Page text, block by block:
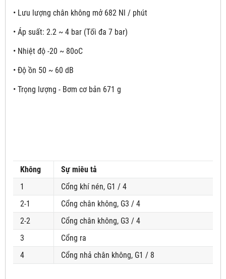
• Lưu lượng chân không mở 682 Nl / phút
• Áp suất: 2.2 ~ 4 bar (Tối đa 7 bar)
• Nhiệt độ -20 ~ 80oC
• Độ ồn 50 ~ 60 dB
• Trọng lượng - Bơm cơ bản 671 g
Không
Sự miêu tả
1
Cổng khí nén, G1 / 4
2-1
Cổng chân không, G3 / 4
2-2
Cổng chân không, G3 / 4
3
Cổng ra
4
Cổng nhả chân không, G1 / 8